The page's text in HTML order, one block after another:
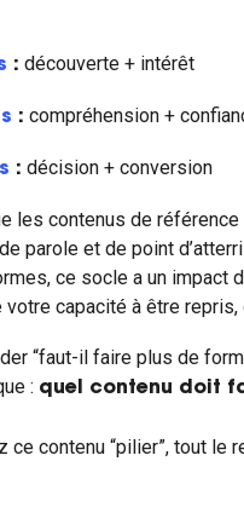
: découverte + intérêt
: compréhension +
: décision + conversion
les contenus de
parole et de point
ce socle a un impact
capacité à être repris,
“faut-il faire plus de
: quel contenu doit
ce contenu “pilier”, tout le